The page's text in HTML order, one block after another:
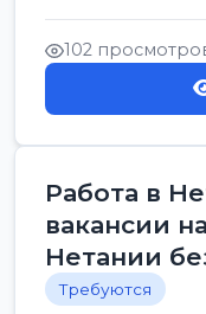
102
Работа в
вакансии
Нетании
Требуются